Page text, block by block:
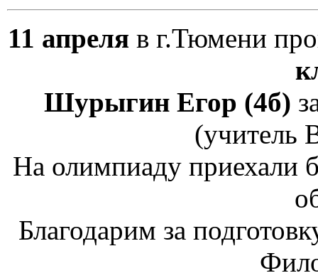
11 апреля в г.Тюмени
Шурыгин Егор (4б)
(учитель
На олимпиаду приехали
Благодарим за